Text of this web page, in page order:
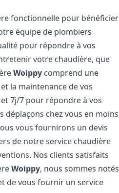
fonctionnelle pour bénéficier
équipe de plombiers
pour répondre à vos
votre chaudière, que
Woippy comprend une
la maintenance de vos
7j/7 pour répondre à vos
chez vous en moins
vous fournirons un devis
de notre service chaudière
Nos clients satisfaits
Woippy, nous sommes notés
de vous fournir un service